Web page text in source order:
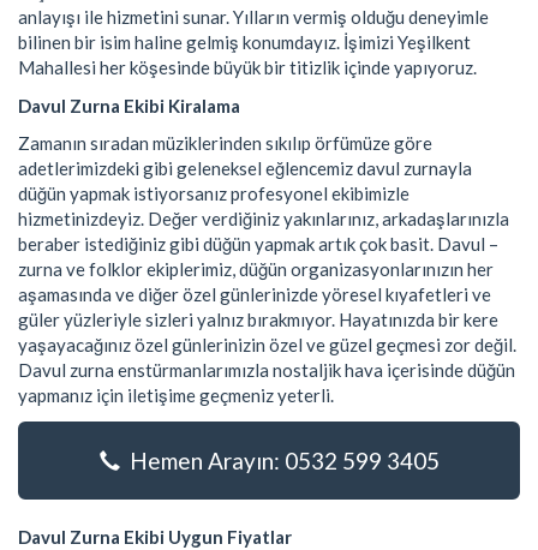
anlayışı ile hizmetini sunar. Yılların vermiş olduğu deneyimle
bilinen bir isim haline gelmiş konumdayız. İşimizi Yeşilkent
Mahallesi her köşesinde büyük bir titizlik içinde yapıyoruz.
Davul Zurna Ekibi Kiralama
Zamanın sıradan müziklerinden sıkılıp örfümüze göre
adetlerimizdeki gibi geleneksel eğlencemiz davul zurnayla
düğün yapmak istiyorsanız profesyonel ekibimizle
hizmetinizdeyiz. Değer verdiğiniz yakınlarınız, arkadaşlarınızla
beraber istediğiniz gibi düğün yapmak artık çok basit. Davul –
zurna ve folklor ekiplerimiz, düğün organizasyonlarınızın her
aşamasında ve diğer özel günlerinizde yöresel kıyafetleri ve
güler yüzleriyle sizleri yalnız bırakmıyor. Hayatınızda bir kere
yaşayacağınız özel günlerinizin özel ve güzel geçmesi zor değil.
Davul zurna enstürmanlarımızla nostaljik hava içerisinde düğün
yapmanız için iletişime geçmeniz yeterli.
Hemen Arayın: 0532 599 3405
Davul Zurna Ekibi Uygun Fiyatlar